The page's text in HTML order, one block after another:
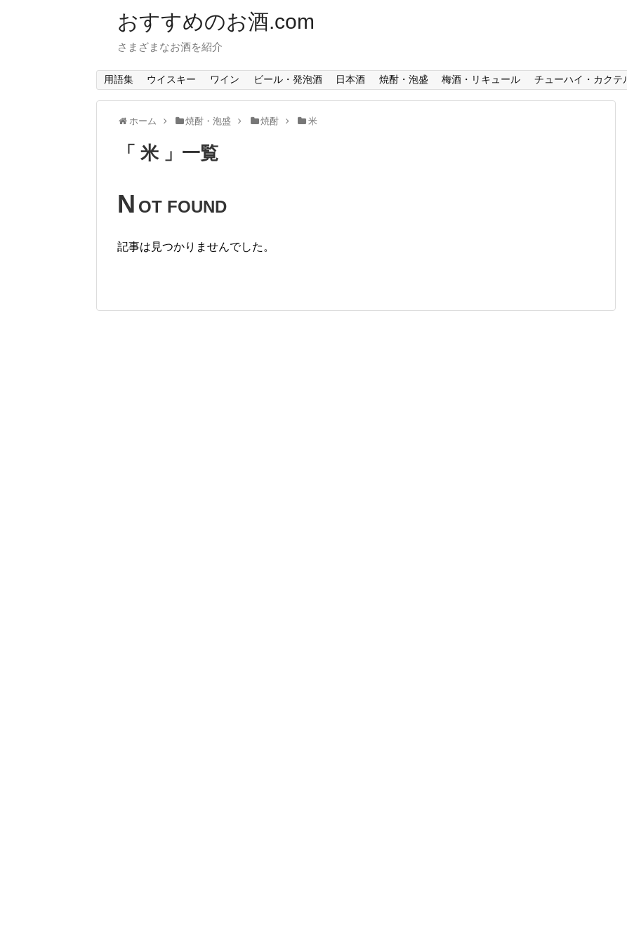
おすすめのお酒.com
さまざまなお酒を紹介
用語集 ウイスキー ワイン ビール・発泡酒 日本酒 焼酎・泡盛 梅酒・リキュール チューハイ・カクテ
ホーム 焼酎・泡盛 焼酎 米
「 米 」一覧
N OT FOUND
記事は見つかりませんでした。